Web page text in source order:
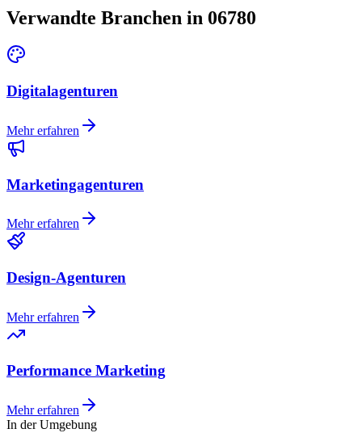
Verwandte Branchen in 06780
Digitalagenturen
Mehr erfahren
Marketingagenturen
Mehr erfahren
Design-Agenturen
Mehr erfahren
Performance Marketing
Mehr erfahren
In der Umgebung